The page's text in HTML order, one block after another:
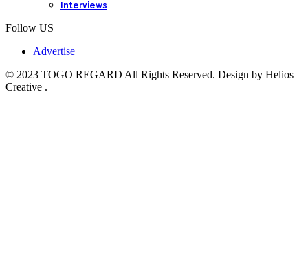
Interviews
Follow US
Advertise
© 2023 TOGO REGARD All Rights Reserved. Design by Helios
Creative .